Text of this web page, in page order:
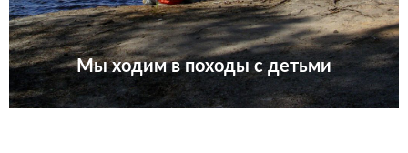
Мы ходим в походы с детьми